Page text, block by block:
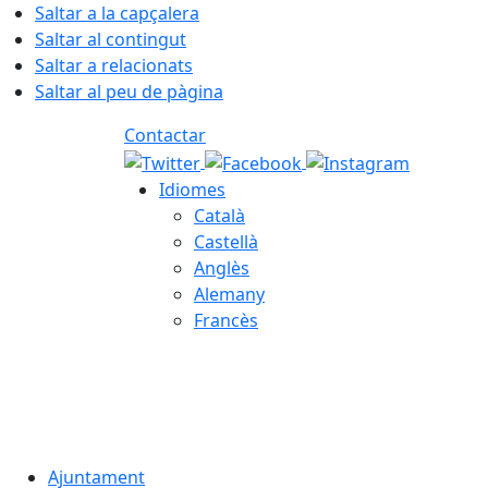
Saltar a la capçalera
Saltar al contingut
Saltar a relacionats
Saltar al peu de pàgina
Contactar
Idiomes
Català
Castellà
Anglès
Alemany
Francès
Ajuntament